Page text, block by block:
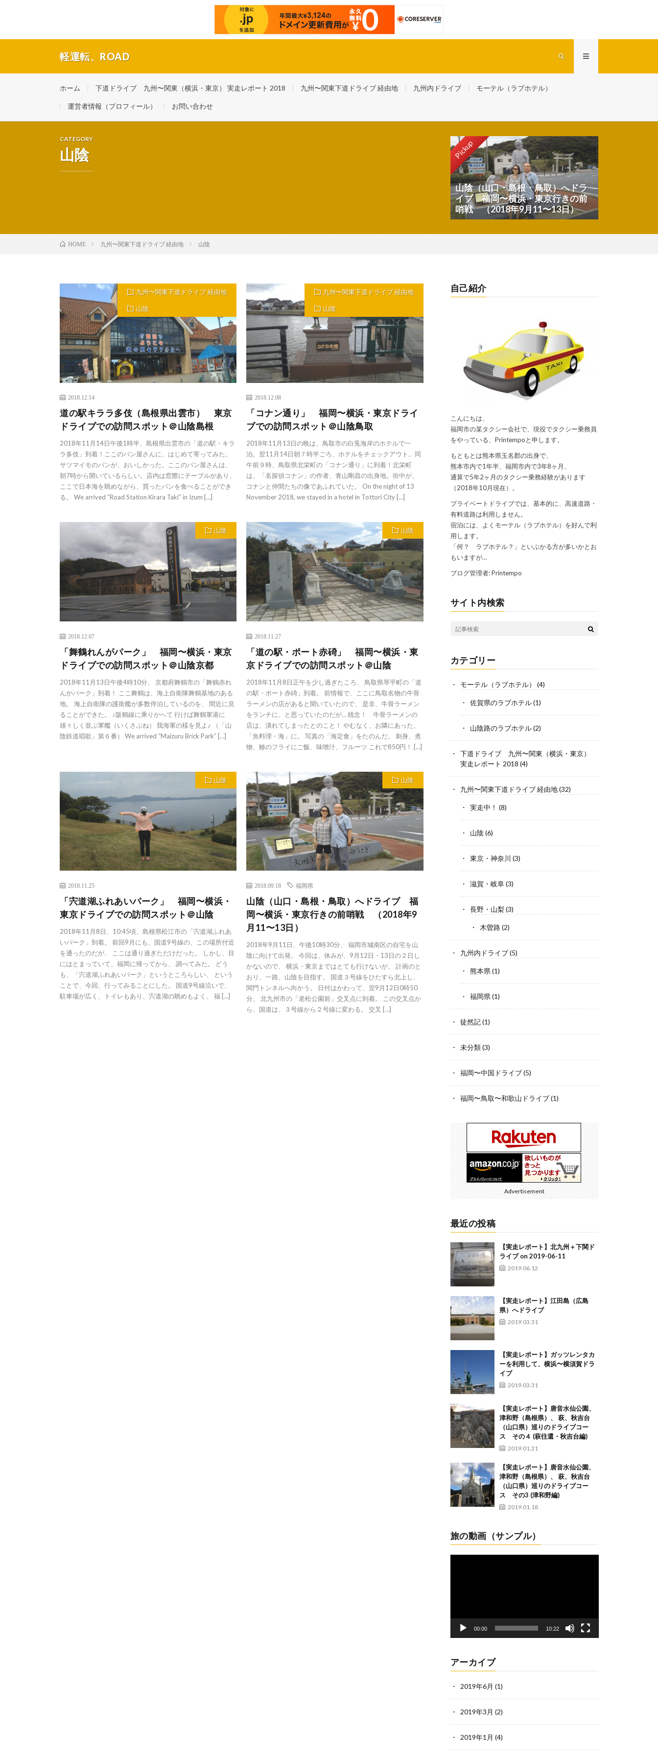
軽運転、ROAD
ホーム 下道ドライブ 九州〜関東（横浜・東京） 実走レポート 2018 九州〜関東下道ドライブ 経由地 九州内ドライブ モーテル（ラブホテル）
運営者情報（プロフィール） お問い合わせ
CATEGORY
山陰 Pickup
山陰（山口・島根・鳥取）へドラ
イブ 福岡〜横浜・東京行きの前
哨戦 （2018年9月11〜13日）
HOME 九州〜関東下道ドライブ 経由地 山陰
九州〜関東下道ドライブ 経由地
山陰
2018.12.14
道の駅キララ多伎（島根県出雲市） 東京
ドライブでの訪問スポット＠山陰島根
2018年11月14日午後1時半、島根県出雲市の「道の駅・キラ
ラ多伎」到着！ここのパン屋さんに、はじめて寄ってみた。
サツマイモのパンが、おいしかった。ここのパン屋さんは、
朝7時から開いているらしい。店内は窓際にテーブルがあり、
ここで日本海を眺めながら、買ったパンを食べることができ
る。 We arrived “Road Station Kirara Taki” in Izum […]
九州〜関東下道ドライブ 経由地
山陰
2018.12.08
「コナン通り」 福岡〜横浜・東京ドライ
ブでの訪問スポット＠山陰鳥取
2018年11月13日の晩は、鳥取市の白兎海岸のホテルで一
泊。翌11月14日朝７時半ごろ、ホテルをチェックアウト。同
午前９時、鳥取県北栄町の「コナン通り」に到着！北栄町
は、「名探偵コナン」の作者、青山剛昌の出身地。街中が、
コナンと仲間たちの像であふれていた。 On the night of 13
November 2018, we stayed in a hotel in Tottori City […]
山陰
2018.12.07
「舞鶴れんがパーク」 福岡〜横浜・東京
ドライブでの訪問スポット＠山陰京都
2018年11月13日午後4時10分、 京都府舞鶴市の「舞鶴赤れ
んがパーク」到着！ ここ舞鶴は、海上自衛隊舞鶴基地のある
地。 海上自衛隊の護衛艦が多数停泊しているのを、 間近に見
ることができた。 ♪阪鶴線に乘りかへて 行けば舞鶴軍港に
雄々しく並ぶ軍艦（いくさぶね） 我海軍の樣を見よ♪ （「山
陰鉄道唱歌」第６番） We arrived “Maizuru Brick Park” […]
山陰
2018.11.27
「道の駅・ポート赤碕」 福岡〜横浜・東
京ドライブでの訪問スポット＠山陰
2018年11月8日正午を少し過ぎたころ、 鳥取県琴平町の「道
の駅・ポート赤碕」到着。 前情報で、ここに鳥取名物の牛骨
ラーメンの店があると聞いていたので、 是非、牛骨ラーメン
をランチに、と思っていたのだが… 残念！ 牛骨ラーメンの
店は、潰れてしまったとのこと！ やむなく、お隣にあった、
「魚料理・海」に。 写真の「海定食」をたのんだ。 刺身、煮
物、鯵のフライにご飯、味噌汁、フルーツ これで850円！ […]
山陰
2018.11.25
「宍道湖ふれあいパーク」 福岡〜横浜・
東京ドライブでの訪問スポット＠山陰
2018年11月8日、10:45頃、島根県松江市の「宍道湖ふれあ
いパーク」到着。 前回9月にも、国道9号線の、この場所付近
を通ったのだが、 ここは通り過ぎただけだった。 しかし、目
にはとまっていて、福岡に帰ってから、 調べてみた。 どう
も、「宍道湖ふれあいパーク」というところらしい、 という
ことで、今回、行ってみることにした。 国道9号線沿いで、
駐車場が広く、トイレもあり、宍道湖の眺めもよく、 福 […]
山陰
2018.09.18 福岡県
山陰（山口・島根・鳥取）へドライブ 福
岡〜横浜・東京行きの前哨戦 （2018年9
月11〜13日）
2018年9月11日、午後10時30分、 福岡市城南区の自宅を山
陰に向けて出発。 今回は、休みが、9月12日・13日の２日し
かないので、 横浜・東京まではとても行けないが、 計画のと
おり、一路、山陰を目指す。 国道３号線をひたすら北上し、
関門トンネルへ向かう。 日付はかわって、翌9月12日0時50
分、 北九州市の「老松公園前」交叉点に到着。 この交叉点か
ら、国道は、３号線から２号線に変わる。 交叉 […]
自己紹介
こんにちは、
福岡市の某タクシー会社で、現役でタクシー乗務員
をやっている、Printempoと申します。
もともとは熊本県玉名郡の出身で、
熊本市内で1年半、福岡市内で3年8ヶ月、
通算で5年2ヶ月のタクシー乗務経験があります
（2018年10月現在）。
プライベートドライブでは、基本的に、高速道路・
有料道路は利用しません。
宿泊には、よくモーテル（ラブホテル）を好んで利
用します。
「何？ ラブホテル？」といぶかる方が多いかとお
もいますが…
ブログ管理者: Printempo
サイト内検索
カテゴリー
モーテル（ラブホテル） (4)
佐賀県のラブホテル(1)
山陰路のラブホテル(2)
下道ドライブ 九州〜関東（横浜・東京）
実走レポート 2018 (4)
九州〜関東下道ドライブ 経由地(32)
実走中！ (8)
山陰 (6)
東京・神奈川 (3)
滋賀・岐阜(3)
長野・山梨 (3)
木曽路 (2)
九州内ドライブ(5)
熊本県 (1)
福岡県 (1)
徒然記(1)
未分類(3)
福岡〜中国ドライブ(5)
福岡〜鳥取〜和歌山ドライブ(1)
Advertisement
最近の投稿
【実走レポート】北九州＋下関ド
ライブ on 2019-06-11
2019.06.12
【実走レポート】江田島（広島
県）へドライブ
2019.03.31
【実走レポート】ガッツレンタカ
ーを利用して、横浜〜横須賀ドラ
イブ
2019.03.31
【実走レポート】唐音水仙公園、
津和野（島根県）、 萩、秋吉台
（山口県）巡りのドライブコー
ス その４ (萩往還・秋吉台編)
2019.01.21
【実走レポート】唐音水仙公園、
津和野（島根県）、 萩、秋吉台
（山口県）巡りのドライブコー
ス その3 (津和野編)
2019.01.18
旅の動画（サンプル）
動
00:00 10:22
アーカイブ
2019年6月 (1)
2019年3月 (2)
2019年1月 (4)